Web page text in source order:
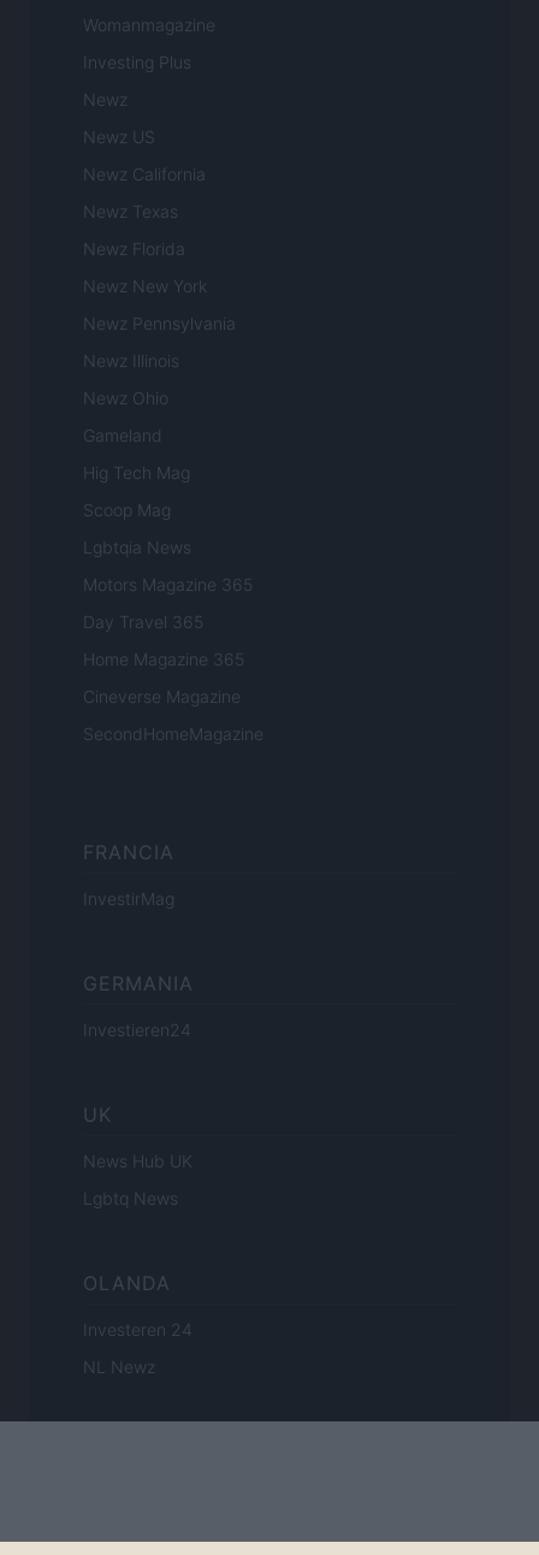
Womanmagazine
Investing Plus
Newz
Newz US
Newz California
Newz Texas
Newz Florida
Newz New York
Newz Pennsylvania
Newz Illinois
Newz Ohio
Gameland
Hig Tech Mag
Scoop Mag
Lgbtqia News
Motors Magazine 365
Day Travel 365
Home Magazine 365
Cineverse Magazine
SecondHomeMagazine
FRANCIA
InvestirMag
GERMANIA
Investieren24
UK
News Hub UK
Lgbtq News
OLANDA
Investeren 24
NL Newz